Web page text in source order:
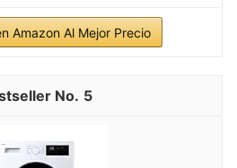
Amazon Al Mejor Precio
5